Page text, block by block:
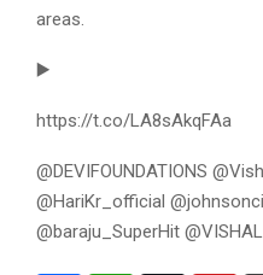
areas.
▶️
https://t.co/LA8sAkqFAa
@DEVIFOUNDATIONS
@HariKr_official
@baraju_SuperHit